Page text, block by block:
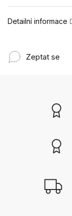
Detailní informace
Zeptat se